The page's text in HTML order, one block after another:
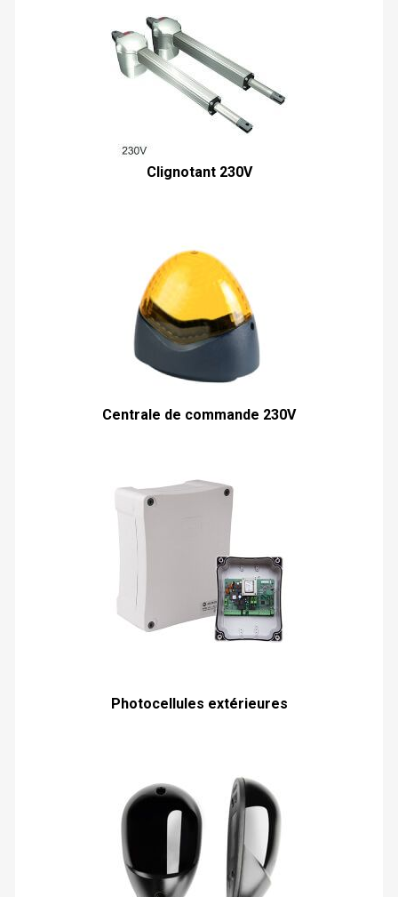
Clignotant 230V
Centrale de commande 230V
Photocellules extérieures